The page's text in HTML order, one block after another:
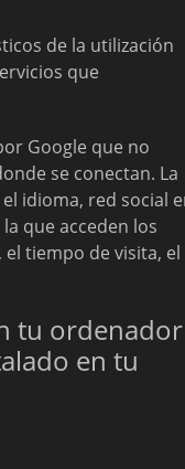
de la utilización
que
Google que no
se conectan. La
idioma, red social
que acceden los
tiempo de visita, el
tu ordenador
en tu